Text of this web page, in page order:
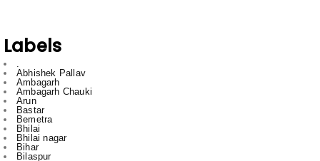
Labels
.
Abhishek Pallav
Ambagarh
Ambagarh Chauki
Arun
Bastar
Bemetra
Bhilai
Bhilai nagar
Bihar
Bilaspur